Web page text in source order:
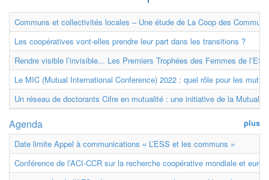
Communs et collectivités locales – Une étude de La Coop des
Les coopératives vont-elles prendre leur part dans les transitions ?
Rendre visible l’invisible... Les Premiers Trophées des Femmes de
Le MIC (Mutual International Conference) 2022 : quel rôle pour les
Un réseau de doctorants Cifre en mutualité : une initiative de la
plus
Agenda
Date limite Appel à communications « L’ESS et les communs »
Conférence de l’ACI-CCR sur la recherche coopérative mondiale et